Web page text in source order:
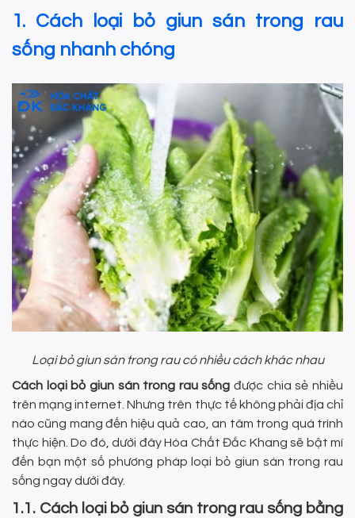
1. Cách loại bỏ giun sán trong rau
sống nhanh chóng
Loại bỏ giun sán trong rau có nhiều cách khác nhau
Cách loại bỏ giun sán trong rau sống được chia sẻ nhiều
trên mạng internet. Nhưng trên thực tế không phải địa chỉ
nào cũng mang đến hiệu quả cao, an tâm trong quá trình
thực hiện. Do đó, dưới đây Hóa Chất Đắc Khang sẽ bật mí
đến bạn một số phương pháp loại bỏ giun sán trong rau
sống ngay dưới đây.
1.1. Cách loại bỏ giun sán trong rau sống bằng